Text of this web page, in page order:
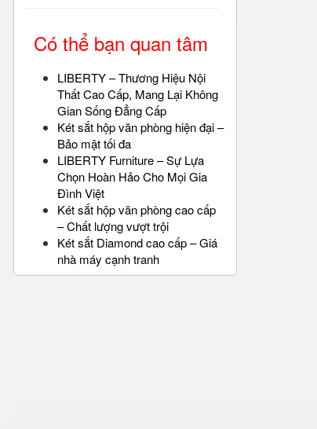
Có thể bạn quan tâm
LIBERTY – Thương Hiệu Nội
Thất Cao Cấp, Mang Lại Không
Gian Sống Đẳng Cấp
Két sắt hộp văn phòng hiện đại –
Bảo mật tối đa
LIBERTY Furniture – Sự Lựa
Chọn Hoàn Hảo Cho Mọi Gia
Đình Việt
Két sắt hộp văn phòng cao cấp
– Chất lượng vượt trội
Két sắt Diamond cao cấp – Giá
nhà máy cạnh tranh